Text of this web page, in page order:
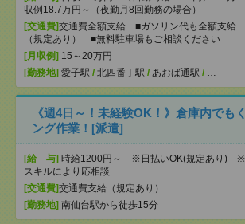
収例18.7万円～（夜勤月8回勤務の場合）
[交通費]交通費全額支給 ■ガソリン代も全額支給
（規定あり） ■無料駐車場もご相談ください
[月収例] 15～20万円
[勤務地] 愛子駅 / 北四番丁駅 / あおば通駅 / …
《週4日～！未経験OK！》倉庫内でも
ング作業！[派遣]
[給 与] 時給1200円～ ※日払いOK(規定あり) ※
スキルにより応相談
[交通費]交通費支給（規定あり）
[勤務地] 南仙台駅から徒歩15分